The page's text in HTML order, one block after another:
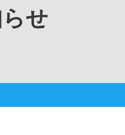
せ